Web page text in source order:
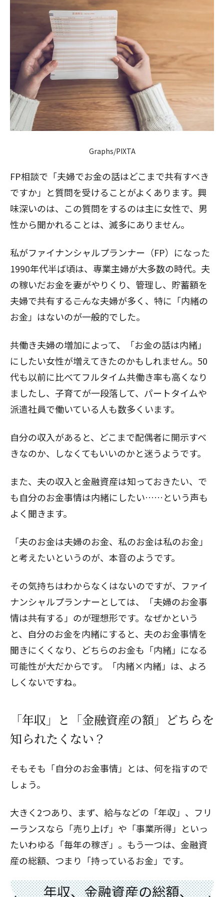
Graphs/PIXTA
FP相談で「夫婦でお金の話はどこまで共有すべき
ですか」と質問を受けることがよくあります。興
味深いのは、この質問をするのは主に女性で、男
性から聞かれることは、滅多にありません。
私がファイナンシャルプランナー（FP）になった
1990年代半ば頃は、専業主婦が大多数の時代。夫
の稼いだお金を妻がやりくり、管理し、貯蓄額を
夫婦で共有する――こんな夫婦が多く、特に「内緒の
お金」はないのが一般的でした。
共働き夫婦の増加によって、「お金の話は内緒」
にしたい女性が増えてきたのかもしれません。50
代も以前に比べてフルタイム共働き率も高くなり
ましたし、子育てが一段落して、パートタイムや
派遣社員で働いている人も数多くいます。
自分の収入があると、どこまで配偶者に開示すべ
きなのか、しなくてもいいのかと迷うようです。
また、夫の収入と金融資産は知っておきたい、で
も自分のお金事情は内緒にしたい……という声も
よく聞きます。
「夫のお金は夫婦のお金、私のお金は私のお金」
と考えたいというのが、本音のようです。
その気持ちはわからなくはないのですが、ファイ
ナンシャルプランナーとしては、「夫婦のお金事
情は共有する」のが理想形です。なぜかという
と、自分のお金を内緒にすると、夫のお金事情を
聞きにくくなり、どちらのお金も「内緒」になる
可能性が大だからです。「内緒×内緒」は、よろ
しくないですね。
「年収」と「金融資産の額」どちらを
知られたくない？
そもそも「自分のお金事情」とは、何を指すので
しょう。
大きく2つあり、まず、給与などの「年収」、フリ
ーランスなら「売り上げ」や「事業所得」といっ
たいわゆる「毎年の稼ぎ」。もう一つは、金融資
産の総額、つまり「持っているお金」です。